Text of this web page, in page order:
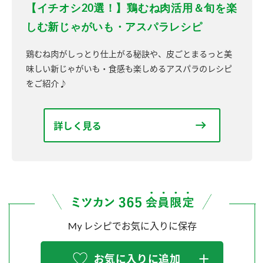
【イチオシ20選！】鶏むね肉活用＆旬を楽
しむ新じゃがいも・アスパラレシピ
鶏むね肉がしっとり仕上がる秘訣や、皮ごとまるっと美
味しい新じゃがいも・食感も楽しめるアスパラのレシピ
をご紹介♪
詳しく見る
My レシピでお気に入りに保存
お気に入りに追加